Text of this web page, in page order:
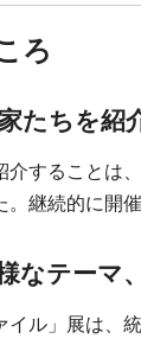
ろ
たちを紹
介することは
。継続的に開
なテーマ
イル」展は、